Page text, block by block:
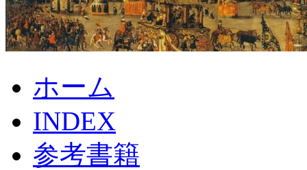
ン
ン
ス
ホーム
INDEX
参考書籍